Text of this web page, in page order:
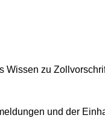
Wissen zu
und der